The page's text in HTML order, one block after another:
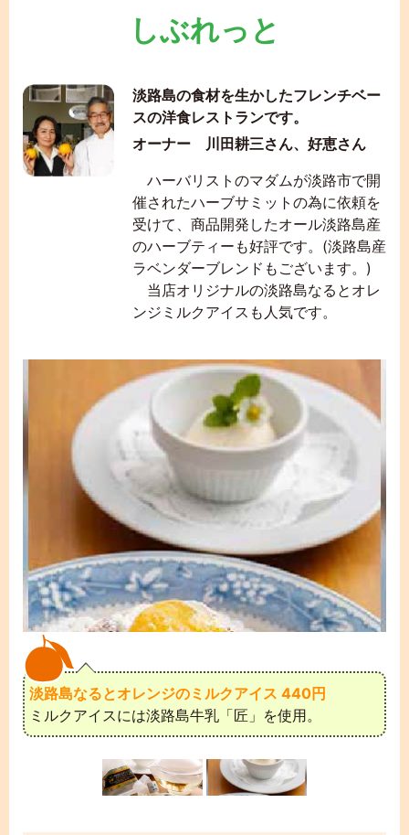
しぶれっと
淡路島の食材を生かしたフレンチベー
スの洋食レストランです。
オーナー 川田耕三さん、好恵さん
ハーバリストのマダムが淡路市で開
催されたハーブサミットの為に依頼を
受けて、商品開発したオール淡路島産
のハーブティーも好評です。(淡路島産
ラベンダーブレンドもございます。)
当店オリジナルの淡路島なるとオレ
ンジミルクアイスも人気です。
淡路島なるとオレンジのミルクアイス 440円
ミルクアイスには淡路島牛乳「匠」を使用。